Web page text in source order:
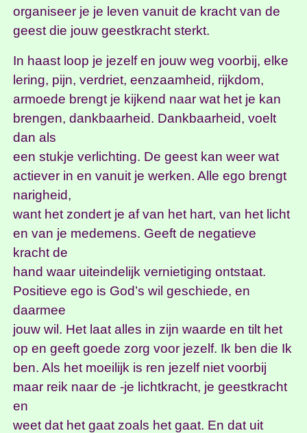
organiseer je je leven vanuit de kracht van de
geest die jouw geestkracht sterkt.
In haast loop je jezelf en jouw weg voorbij, elke
lering, pijn, verdriet, eenzaamheid, rijkdom,
armoede brengt je kijkend naar wat het je kan
brengen, dankbaarheid. Dankbaarheid, voelt
dan als
een stukje verlichting. De geest kan weer wat
actiever in en vanuit je werken. Alle ego brengt
narigheid,
want het zondert je af van het hart, van het licht
en van je medemens. Geeft de negatieve
kracht de
hand waar uiteindelijk vernietiging ontstaat.
Positieve ego is God’s wil geschiede, en
daarmee
jouw wil. Het laat alles in zijn waarde en tilt het
op en geeft goede zorg voor jezelf. Ik ben die Ik
ben. Als het moeilijk is ren jezelf niet voorbij
maar reik naar de -je lichtkracht, je geestkracht
en
weet dat het gaat zoals het gaat. En dat uit